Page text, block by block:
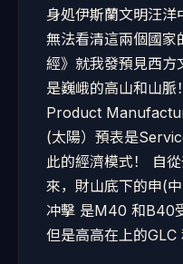
身処伊斯蘭文明汪
無法看清這兩個國家
經》就我發預見西方
是巍峨的高山和山脈
Product
(太陽）預表是
此的經濟模式！ 自
來，財山底下的申(
冲擊 是M40 和B40
但是高高在上的